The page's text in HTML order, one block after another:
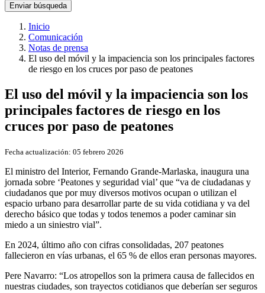
Enviar búsqueda
Inicio
Comunicación
Notas de prensa
El uso del móvil y la impaciencia son los principales factores
de riesgo en los cruces por paso de peatones
El uso del móvil y la impaciencia son los
principales factores de riesgo en los
cruces por paso de peatones
Fecha actualización: 05 febrero 2026
El ministro del Interior, Fernando Grande-Marlaska, inaugura una
jornada sobre ‘Peatones y seguridad vial’ que “va de ciudadanas y
ciudadanos que por muy diversos motivos ocupan o utilizan el
espacio urbano para desarrollar parte de su vida cotidiana y va del
derecho básico que todas y todos tenemos a poder caminar sin
miedo a un siniestro vial”.
En 2024, último año con cifras consolidadas, 207 peatones
fallecieron en vías urbanas, el 65 % de ellos eran personas mayores.
Pere Navarro: “Los atropellos son la primera causa de fallecidos en
nuestras ciudades, son trayectos cotidianos que deberían ser seguros